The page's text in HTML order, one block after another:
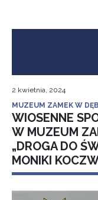
2 kwietnia, 2024
MUZEUM ZAMEK W
WIOSENNE
W MUZEUM
„DROGA DO
MONIKI